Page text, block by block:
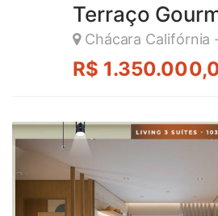
Terraço
Chácara Califórnia
R$